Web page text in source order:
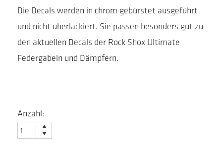
Die Decals werden in chrom gebürstet ausgeführt
und nicht überlackiert. Sie passen besonders gut zu
den aktuellen Decals der Rock Shox Ultimate
Federgabeln und Dämpfern.
Anzahl: